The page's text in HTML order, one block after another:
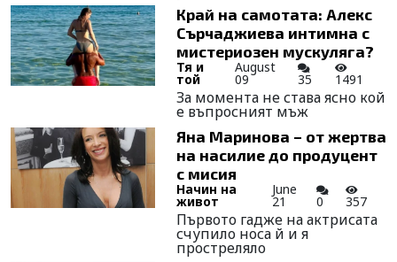
Край на самотата: Алекс
Сърчаджиева интимна с
мистериозен мускуляга?
Тя и
той
August
09 35 1491
За момента не става ясно кой
е въпросният мъж
Яна Маринова – от жертва
на насилие до продуцент
с мисия
Начин на
живот
June
21 0 357
Първото гадже на актрисата
счупило носа й и я
простреляло